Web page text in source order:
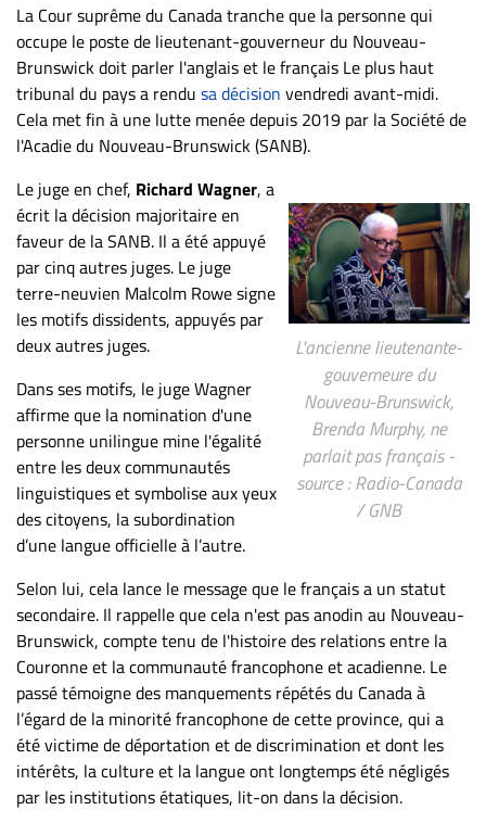
Continue
Métiers
Scoop?
CABINETS
ET
ENTREPRISES
Espace
entreprises
Page
entreprises
Publier
emploi
Publicité
Solutions de
recrutements
TROUVEZ-
NOUS
Nous
joindre
À
propos
Infolettre
S’abonner
FAQ
La Cour suprême du Canada tranche que la personne qui
occupe le poste de lieutenant-gouverneur du Nouveau-
Brunswick doit parler l'anglais et le français Le plus haut
tribunal du pays a rendu sa décision vendredi avant-midi.
Cela met fin à une lutte menée depuis 2019 par la Société de
l'Acadie du Nouveau-Brunswick (SANB).
L'ancienne lieutenante-
gouverneure du
Nouveau-Brunswick,
Brenda Murphy, ne
parlait pas français -
source : Radio-Canada
/ GNB
Le juge en chef, Richard Wagner, a
écrit la décision majoritaire en
faveur de la SANB. Il a été appuyé
par cinq autres juges. Le juge
terre-neuvien Malcolm Rowe signe
les motifs dissidents, appuyés par
deux autres juges.
Dans ses motifs, le juge Wagner
affirme que la nomination d'une
personne unilingue mine l'égalité
entre les deux communautés
linguistiques et symbolise aux yeux
des citoyens, la subordination
d’une langue officielle à l’autre.
Selon lui, cela lance le message que le français a un statut
secondaire. Il rappelle que cela n'est pas anodin au Nouveau-
Brunswick, compte tenu de l'histoire des relations entre la
Couronne et la communauté francophone et acadienne. Le
passé témoigne des manquements répétés du Canada à
l’égard de la minorité francophone de cette province, qui a
été victime de déportation et de discrimination et dont les
intérêts, la culture et la langue ont longtemps été négligés
par les institutions étatiques, lit-on dans la décision.